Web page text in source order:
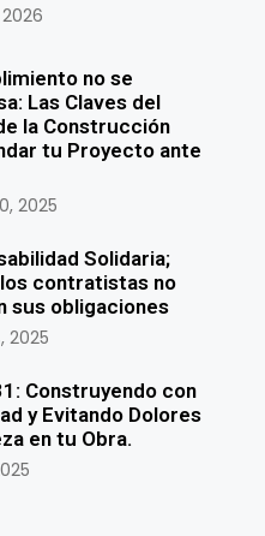
no se
Las Claves del
la Construcción
tu Proyecto ante
2025
Solidaria;
contratistas no
sus obligaciones
2025
Construyendo con
y Evitando Dolores
en tu Obra.